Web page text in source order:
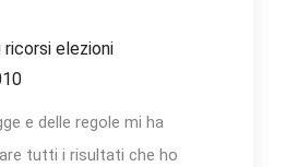
ricorsi elezioni
e delle regole mi ha
tutti i risultati che ho